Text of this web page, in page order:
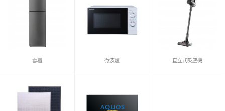
雪櫃 微波爐 直立式吸塵機